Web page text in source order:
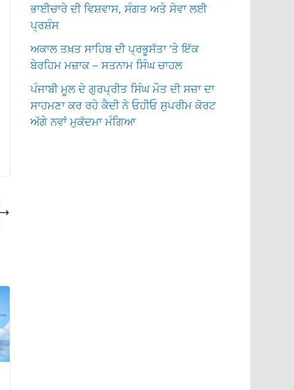
ਭਾਈਚਾਰੇ ਦੀ ਵਿਸ਼ਵਾਸ, ਸੰਗਤ ਅਤੇ ਸੇਵਾ ਲਈ
ਪ੍ਰਸ਼ੰਸ
ਅਕਾਲ ਤਖ਼ਤ ਸਾਹਿਬ ਦੀ ਪ੍ਰਭੂਸੱਤਾ ‘ਤੇ ਇੱਕ
ਬੇਰਹਿਮ ਮਜ਼ਾਕ – ਸਤਨਾਮ ਸਿੰਘ ਚਾਹਲ
ਪੰਜਾਬੀ ਮੂਲ ਦੇ ਗੁਰਪ੍ਰੀਤ ਸਿੰਘ ਮੌਤ ਦੀ ਸਜ਼ਾ ਦਾ
ਸਾਹਮਣਾ ਕਰ ਰਹੇ ਕੈਦੀ ਨੇ ਓਹੀਓ ਸੁਪਰੀਮ ਕੋਰਟ
ਅੱਗੇ ਨਵਾਂ ਮੁਕੱਦਮਾ ਮੰਗਿਆ